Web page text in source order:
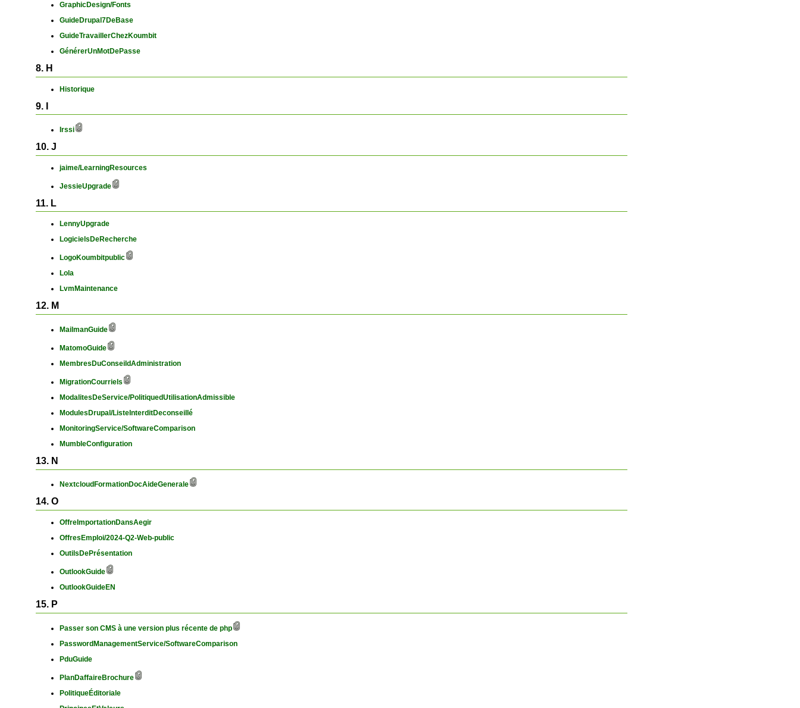
GraphicDesign/Fonts
GuideDrupal7DeBase
GuideTravaillerChezKoumbit
GénérerUnMotDePasse
8. H
Historique
9. I
Irssi
10. J
jaime/LearningResources
JessieUpgrade
11. L
LennyUpgrade
LogicielsDeRecherche
LogoKoumbitpublic
Lola
LvmMaintenance
12. M
MailmanGuide
MatomoGuide
MembresDuConseildAdministration
MigrationCourriels
ModalitesDeService/PolitiquedUtilisationAdmissible
ModulesDrupal/ListeInterditDeconseillé
MonitoringService/SoftwareComparison
MumbleConfiguration
13. N
NextcloudFormationDocAideGenerale
14. O
OffreImportationDansAegir
OffresEmploi/2024-Q2-Web-public
OutilsDePrésentation
OutlookGuide
OutlookGuideEN
15. P
Passer son CMS à une version plus récente de php
PasswordManagementService/SoftwareComparison
PduGuide
PlanDaffaireBrochure
PolitiqueÉditoriale